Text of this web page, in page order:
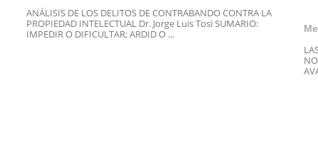
ANÁLISIS DE LOS DELITOS DE CONTRABANDO CONTRA LA
PROPIEDAD INTELECTUAL Dr. Jorge Luis Tosi SUMARIO:
IMPEDIR O DIFICULTAR; ARDID O ...